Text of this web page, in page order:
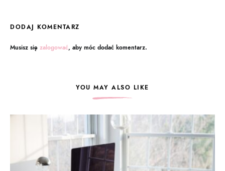
DODAJ KOMENTARZ
Musisz się zalogować, aby móc dodać komentarz.
YOU MAY ALSO LIKE